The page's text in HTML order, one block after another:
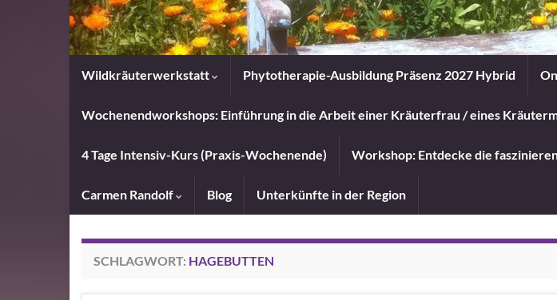
Wildkräuterwerkstatt Phytotherapie-Ausbildung Präsenz 2027 Hybrid
Wochenendworkshops: Einführung in die Arbeit einer Kräuterfrau / eines
4 Tage Intensiv-Kurs (Praxis-Wochenende) Workshop: Entdecke die
Carmen Randolf Blog Unterkünfte in der Region
SCHLAGWORT: HAGEBUTTEN